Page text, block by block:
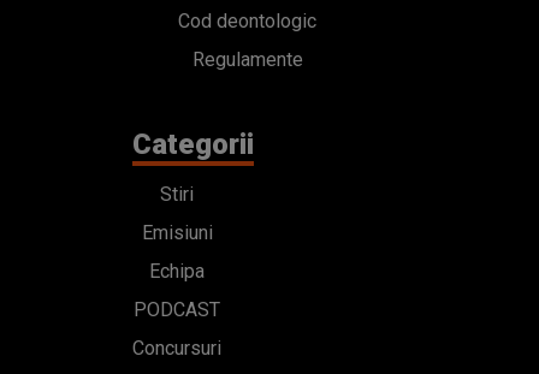
Cod deontologic
Regulamente
Categorii
Stiri
Emisiuni
Echipa
PODCAST
Concursuri